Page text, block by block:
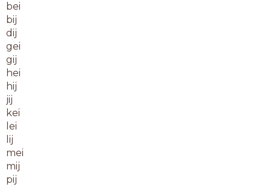
bei
bij
dij
gei
gij
hei
hij
jij
kei
lei
lij
mei
mij
pij